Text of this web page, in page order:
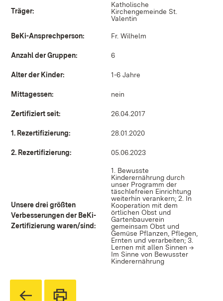
Träger:
Katholische
Kirchengemeinde St.
Valentin
BeKi-Ansprechperson: Fr. Wilhelm
Anzahl der Gruppen: 6
Alter der Kinder: 1-6 Jahre
Mittagessen: nein
Zertifiziert seit: 26.04.2017
1. Rezertifizierung: 28.01.2020
2. Rezertifizierung: 05.06.2023
Unsere drei größten
Verbesserungen der BeKi-
Zertifizierung waren/sind:
1. Bewusste
Kinderernährung durch
unser Programm der
täschlefreien Einrichtung
weiterhin verankern; 2. In
Kooperation mit dem
örtlichen Obst und
Gartenbauverein
gemeinsam Obst und
Gemüse Pflanzen, Pflegen,
Ernten und verarbeiten; 3.
Lernen mit allen Sinnen ->
Im Sinne von Bewusster
Kinderernährung